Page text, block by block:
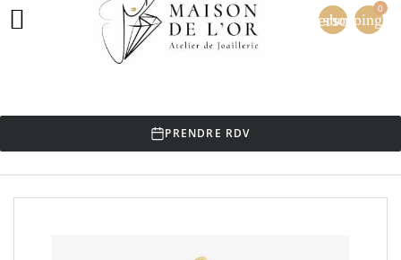
 person
0
PRENDRE RDV